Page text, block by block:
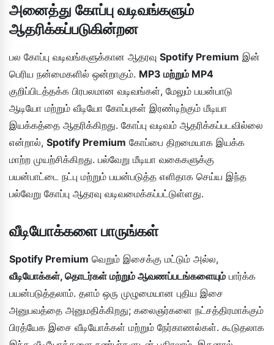
அனைத்து கோப்பு வடிவங்களும்
ஆதரிக்கப்படுகின்றன
பல கோப்பு வடிவங்களுக்கான ஆதரவு Spotify Premium இன்
பெரிய நன்மைகளில் ஒன்றாகும். MP3 மற்றும் MP4
குறிப்பிடத்தக்க பிரபலமான வடிவங்கள், மேலும் பயன்பாடு
ஆடியோ மற்றும் வீடியோ கோப்புகள் இரண்டிற்கும் மீடியா
இயக்கத்தை ஆதரிக்கிறது. கோப்பு வடிவம் ஆதரிக்கப்படவில்லை
என்றால், Spotify Premium கோப்பை திறமையாக இயக்க
மாற்ற முயற்சிக்கிறது. பல்வேறு மீடியா வகைகளுக்கு
பயன்பாட்டை நட்பு மற்றும் பயன்படுத்த எளிதாக செய்ய இந்த
பல்வேறு கோப்பு ஆதரவு வடிவமைக்கப்பட்டுள்ளது.
வீடியோக்களை பாருங்கள்
Spotify Premium வெறும் இசைக்கு மட்டும் அல்ல,
வீடியோக்கள், தொடர்கள் மற்றும் ஆவணப்படங்களையும் பார்க்க
பயன்படுத்தலாம். தளம் ஒரு முழுமையான புதிய இசை
அனுபவத்தை அனுமதிக்கிறது; கலைஞர்களை நட்சத்திரமாக்கும்
பிரத்யேக இசை வீடியோக்கள் மற்றும் நேர்காணல்கள். கூடுதலாக